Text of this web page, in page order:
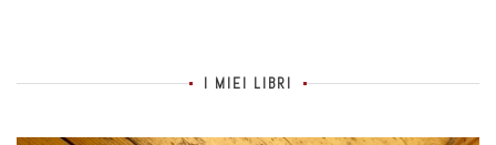
I MIEI LIBRI